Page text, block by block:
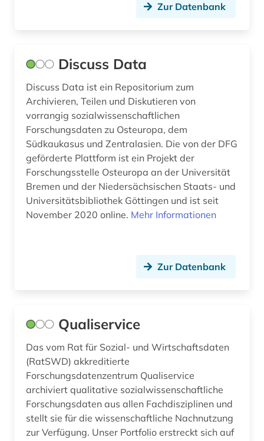
Zur Datenbank
Discuss Data
Discuss Data ist ein Repositorium zum
Archivieren, Teilen und Diskutieren von
vorrangig sozialwissenschaftlichen
Forschungsdaten zu Osteuropa, dem
Südkaukasus und Zentralasien. Die von der DFG
geförderte Plattform ist ein Projekt der
Forschungsstelle Osteuropa an der Universität
Bremen und der Niedersächsischen Staats- und
Universitätsbibliothek Göttingen und ist seit
November 2020 online. Mehr Informationen
Zur Datenbank
Qualiservice
Das vom Rat für Sozial- und Wirtschaftsdaten
(RatSWD) akkreditierte
Forschungsdatenzentrum Qualiservice
archiviert qualitative sozialwissenschaftliche
Forschungsdaten aus allen Fachdisziplinen und
stellt sie für die wissenschaftliche Nachnutzung
zur Verfügung. Unser Portfolio erstreckt sich auf